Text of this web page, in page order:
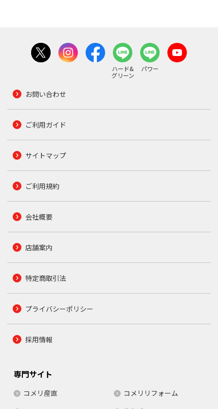
ハード&
グリーン
パワー
お問い合わせ
ご利用ガイド
サイトマップ
ご利用規約
会社概要
店舗案内
特定商取引法
プライバシーポリシー
採用情報
専門サイト
コメリ産直
コメリリフォーム